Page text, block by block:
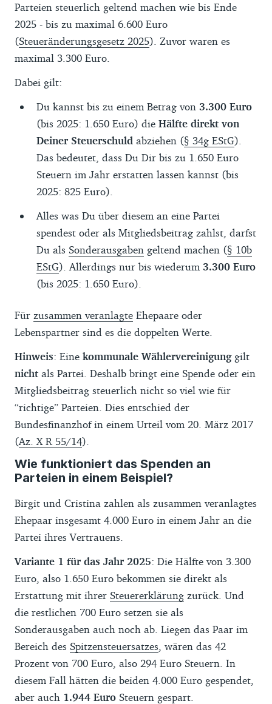
Parteien steuerlich geltend machen wie bis Ende
2025 - bis zu maximal 6.600 Euro
(Steueränderungsgesetz 2025). Zuvor waren es
maximal 3.300 Euro.
Dabei gilt:
Du kannst bis zu einem Betrag von 3.300 Euro
(bis 2025: 1.650 Euro) die Hälfte direkt von
Deiner Steuerschuld abziehen (§ 34g EStG).
Das bedeutet, dass Du Dir bis zu 1.650 Euro
Steuern im Jahr erstatten lassen kannst (bis
2025: 825 Euro).
Alles was Du über diesem an eine Partei
spendest oder als Mitgliedsbeitrag zahlst, darfst
Du als Sonderausgaben geltend machen (§ 10b
EStG). Allerdings nur bis wiederum 3.300 Euro
(bis 2025: 1.650 Euro).
Für zusammen veranlagte Ehepaare oder
Lebenspartner sind es die doppelten Werte.
Hinweis: Eine kommunale Wählervereinigunggilt
nicht als Partei. Deshalb bringt eine Spende oder ein
Mitgliedsbeitrag steuerlich nicht so viel wie für
“richtige” Parteien. Dies entschied der
Bundesfinanzhof in einem Urteil vom 20. März 2017
(Az. X R 55/14).
Wie funktioniert das Spenden an
Parteien in einem Beispiel?
Birgit und Cristina zahlen als zusammen veranlagtes
Ehepaar insgesamt 4.000 Euro in einem Jahr an die
Partei ihres Vertrauens.
Variante 1 für das Jahr 2025: Die Hälfte von 3.300
Euro, also 1.650 Euro bekommen sie direkt als
Erstattung mit ihrer Steuererklärung zurück. Und
die restlichen 700 Euro setzen sie als
Sonderausgaben auch noch ab. Liegen das Paar im
Bereich des Spitzensteuersatzes , wären das 42
Prozent von 700 Euro, also 294 Euro Steuern. In
diesem Fall hätten die beiden 4.000 Euro gespendet,
aber auch 1.944 Euro Steuern gespart.